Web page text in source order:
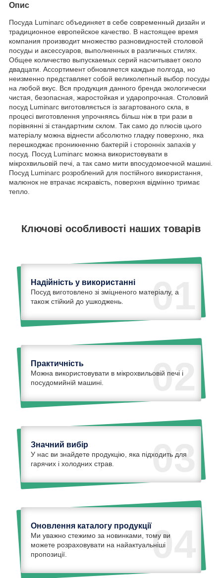
Опис
Посуда Luminarc объединяет в себе современный дизайн и
традиционное европейское качество. В настоящее время
компания производит множество разновидностей столовой
посуды и аксессуаров, выполненных в различных стилях.
Общее количество выпускаемых серий насчитывает около
двадцати. Ассортимент обновляется каждые полгода, но
неизменно представляет собой великолепный выбор посуды
на любой вкус. Вся продукция данного бренда экологически
чистая, безопасная, жаростойкая и ударопрочная. Столовий
посуд Luminarc виготовляється із загартованого скла, в
процесі виготовлення упрочняясь більш ніж в три рази в
порівнянні зі стандартним склом. Так само до плюсів цього
матеріалу можна віднести абсолютно гладку поверхню, яка
перешкоджає проникненню бактерій і сторонніх запахів у
посуд. Посуд Luminarc можна використовувати в
мікрохвильовій печі, а так само мити впосудомоечной машині.
Посуд Luminarc розроблений для постійного використання,
малюнок не втрачає яскравість, поверхня відмінно тримає
тепло.
Ключові особливості наших товарів
01
Надійність у використанні
Посуд виготовлено зі зміцненого матеріалу, а
також стійкий до ушкоджень.
02
Практичність
Можна використовувати в мікрохвильовій печі і
посудомийній машині.
03
Значний вибір
У нас ви знайдете продукцію, яка підходить для
гарячих і холодних страв.
04
Оновлення каталогу продукції
Ми уважно стежимо за новинками, тому ви
можете розраховувати на найактуальніші
пропозиції.